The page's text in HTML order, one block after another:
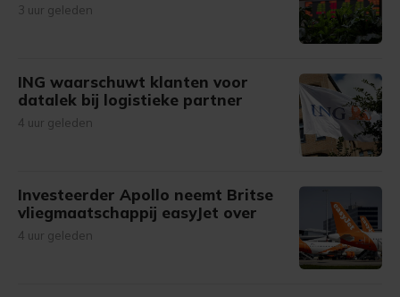
3 uur geleden
ING waarschuwt klanten voor
datalek bij logistieke partner
4 uur geleden
Investeerder Apollo neemt Britse
vliegmaatschappij easyJet over
4 uur geleden